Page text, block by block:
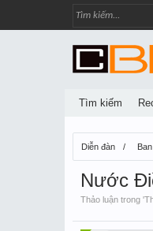
Diễn đàn
Nước
Thảo luận trong '
Tìm kiếm